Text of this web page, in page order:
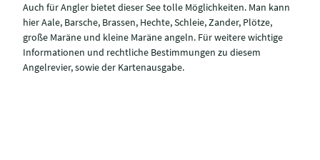
Auch für Angler bietet dieser See tolle Möglichkeiten. Man kann
hier Aale, Barsche, Brassen, Hechte, Schleie, Zander, Plötze,
große Maräne und kleine Maräne angeln. Für weitere wichtige
Informationen und rechtliche Bestimmungen zu diesem
Angelrevier, sowie der Kartenausgabe.